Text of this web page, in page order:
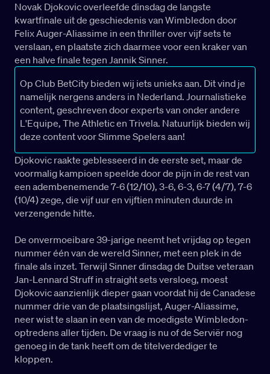
Novak Djokovic overleefde dinsdag de langste
kwartfinale uit de geschiedenis van Wimbledon door
Felix Auger-Aliassime in een thriller over vijf sets te
verslaan, en plaatste zich daarmee voor een kraker van
een halve finale tegen Jannik Sinner.
Op Club BetCity bieden wij iets unieks aan. Dit vind je
namelijk nergens anders in Nederland. Journalistieke
content, geschreven door experts van onder andere
L'Equipe, The Athletic en Trivela. Natuurlijk bieden wij
deze content voor Slimme Spelers aan!
Djokovic raakte geblesseerd in de eerste set, maar de
voormalig kampioen speelde door de pijn in de rest van
een adembenemende 7-6 (12/10), 3-6, 6-3, 6-7 (4/7), 7-6
(10/4) zege, die vijf uur en vijftien minuten duurde in
verzengende hitte.
De onvermoeibare 39-jarige neemt het vrijdag op tegen
nummer één van de wereld Sinner, met een plek in de
finale als inzet. Terwijl Sinner dinsdag de Duitse veteraan
Jan-Lennard Struff in straight sets versloeg, moest
Djokovic aanzienlijk dieper gaan voordat hij de Canadese
nummer drie van de plaatsingslijst, Auger-Aliassime,
neer wist te slaan in een van de moedigste Wimbledon-
optredens aller tijden. De vraag is nu of de Serviër nog
genoeg in de tank heeft om de titelverdediger te
kloppen.